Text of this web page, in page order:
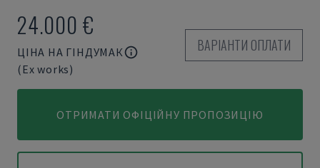
24.000 €
ЦІНА НА ГІНДУМАК
(Ex works)
ВАРІАНТИ ОПЛАТИ
ОТРИМАТИ ОФІЦІЙНУ ПРОПОЗИЦІЮ